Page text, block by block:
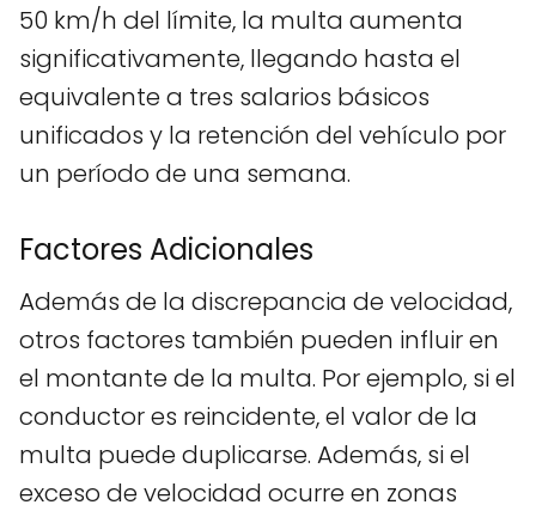
50 km/h del límite, la multa aumenta
significativamente, llegando hasta el
equivalente a tres salarios básicos
unificados y la retención del vehículo por
un período de una semana.
Factores Adicionales
Además de la discrepancia de velocidad,
otros factores también pueden influir en
el montante de la multa. Por ejemplo, si el
conductor es reincidente, el valor de la
multa puede duplicarse. Además, si el
exceso de velocidad ocurre en zonas